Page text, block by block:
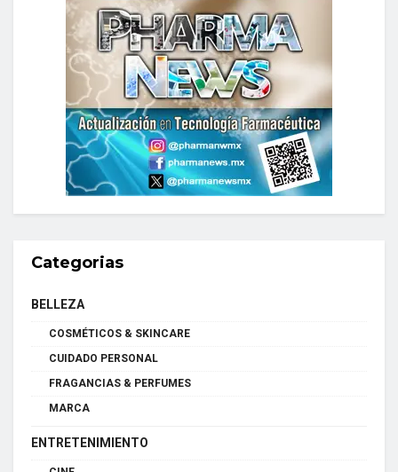
Categorias
BELLEZA
COSMÉTICOS & SKINCARE
CUIDADO PERSONAL
FRAGANCIAS & PERFUMES
MARCA
ENTRETENIMIENTO